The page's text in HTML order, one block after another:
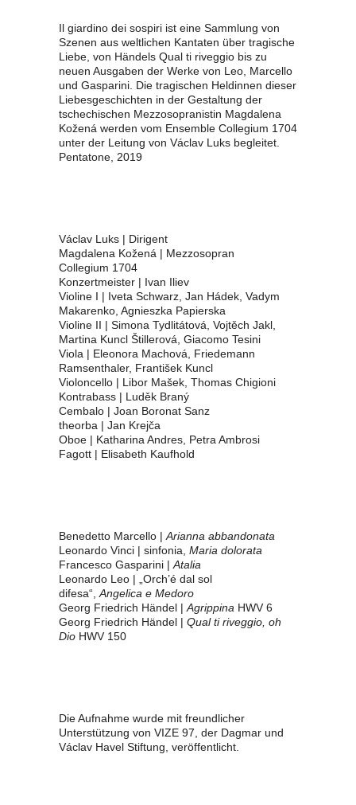
Il giardino dei sospiri ist eine Sammlung von
Szenen aus weltlichen Kantaten über tragische
Liebe, von Händels Qual ti riveggio bis zu
neuen Ausgaben der Werke von Leo, Marcello
und Gasparini. Die tragischen Heldinnen dieser
Liebesgeschichten in der Gestaltung der
tschechischen Mezzosopranistin Magdalena
Kožená werden vom Ensemble Collegium 1704
unter der Leitung von Václav Luks begleitet.
Pentatone, 2019
Václav Luks | Dirigent
Magdalena Kožená | Mezzosopran
Collegium 1704
Konzertmeister | Ivan Iliev
Violine I | Iveta Schwarz, Jan Hádek, Vadym
Makarenko, Agnieszka Papierska
Violine II | Simona Tydlitátová, Vojtěch Jakl,
Martina Kuncl Štillerová, Giacomo Tesini
Viola | Eleonora Machová, Friedemann
Ramsenthaler, František Kuncl
Violoncello | Libor Mašek, Thomas Chigioni
Kontrabass | Luděk Braný
Cembalo | Joan Boronat Sanz
theorba | Jan Krejča
Oboe | Katharina Andres, Petra Ambrosi
Fagott | Elisabeth Kaufhold
Benedetto Marcello | Arianna abbandonata
Leonardo Vinci | sinfonia, Maria dolorata
Francesco Gasparini | Atalia
Leonardo Leo | „Orch’é dal sol
difesa“, Angelica e Medoro
Georg Friedrich Händel | Agrippina HWV 6
Georg Friedrich Händel | Qual ti riveggio, oh
Dio HWV 150
Die Aufnahme wurde mit freundlicher
Unterstützung von VIZE 97, der Dagmar und
Václav Havel Stiftung, veröffentlicht.